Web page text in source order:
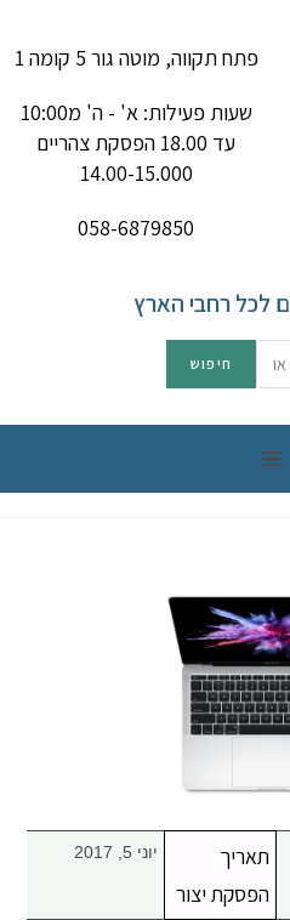
פתח תקווה, מוטה גור 5 קומה 1
שעות פעילות: א' - ה' מ10:00
עד 18.00 הפסקת צהריים
14.00-15.000
058-6879850
לכל רחבי הארץ
תאריך
הפסקת יצור
יוני 5, 2017